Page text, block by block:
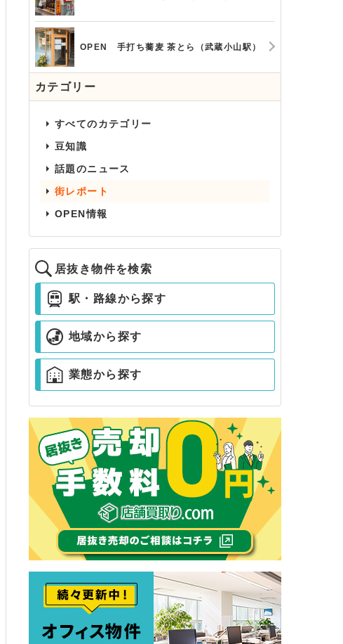
OPEN 手打ち蕎麦 茶とら（武蔵小山駅）
カテゴリー
すべてのカテゴリー
豆知識
話題のニュース
街レポート
OPEN情報
居抜き物件を検索
駅・路線から探す
地域から探す
業態から探す